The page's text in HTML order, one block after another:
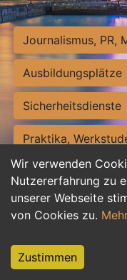
Wir verwenden
Nutzererfahrung zu
unserer Webseite
von Cookies zu.
Zustimmen
Journalismus, PR,
Ausbildungsplätze
Sicherheitsdienste
Praktika,
Personalwesen
Hilfskräfte,
Weiterbildung,